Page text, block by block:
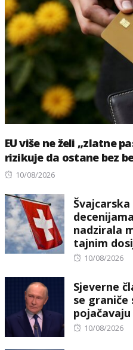
EU više ne želi „zlatne
rizikuje da ostane bez
Posted
10/08/2026
nadzirala
tajnim
Posted
10/08/2026
Sjeverne
se graniče
Posted
10/08/2026